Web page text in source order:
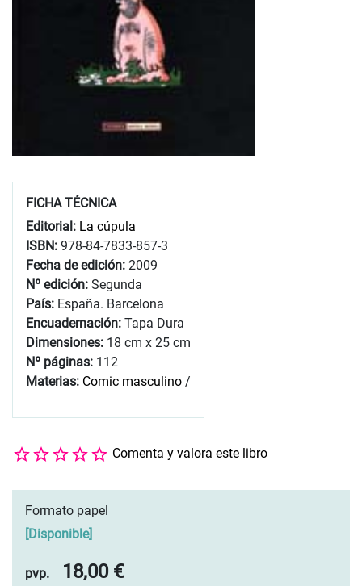
FICHA TÉCNICA
Editorial: La cúpula
ISBN: 978-84-7833-857-3
Fecha de edición: 2009
Nº edición: Segunda
País: España. Barcelona
Encuadernación: Tapa Dura
Dimensiones: 18 cm x 25 cm
Nº páginas: 112
Materias: Comic masculino /
Comenta y valora este libro
Formato papel
[Disponible]
pvp. 18,00 €